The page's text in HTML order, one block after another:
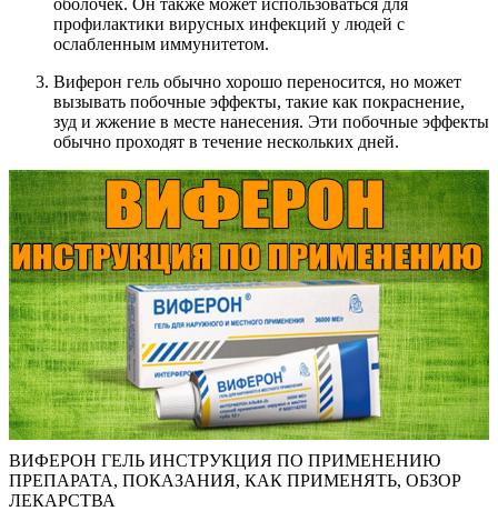
оболочек. Он также может использоваться для
профилактики вирусных инфекций у людей с
ослабленным иммунитетом.
Виферон гель обычно хорошо переносится, но может
вызывать побочные эффекты, такие как покраснение,
зуд и жжение в месте нанесения. Эти побочные эффекты
обычно проходят в течение нескольких дней.
ВИФЕРОН ГЕЛЬ ИНСТРУКЦИЯ ПО ПРИМЕНЕНИЮ
ПРЕПАРАТА, ПОКАЗАНИЯ, КАК ПРИМЕНЯТЬ, ОБЗОР
ЛЕКАРСТВА